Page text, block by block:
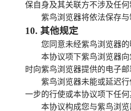
保自身及其关联方不涉及任
紫鸟浏览器将依法保存
10. 其他规定
您同意未经紫鸟浏览器
本协议项下紫鸟浏览器
时向紫鸟浏览器提供的电子
紫鸟浏览器未能或延迟
一步的行使或本协议项下任
本协议构成您与紫鸟浏